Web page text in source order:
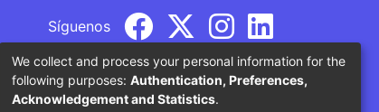
Síguenos
We collect and process your personal information for the
following purposes: Authentication, Preferences,
Acknowledgement and Statistics.